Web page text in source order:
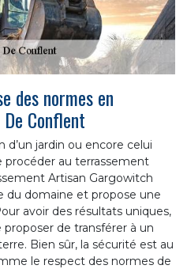
des normes en
Conflent
d’un jardin ou encore celui
procéder au terrassement
Artisan Gargowitch
du domaine et propose une
avoir des résultats uniques,
de transférer à un
Bien sûr, la sécurité est au
le respect des normes de